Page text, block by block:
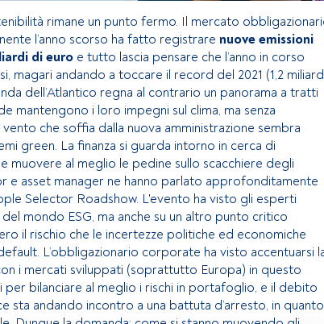
rimane un punto fermo. Il mercato
l’anno scorso ha fatto registrare nuove emissioni
di euro e tutto lascia pensare che l’anno in corso
magari andando a toccare il record del 2021 (1,2
dell’Atlantico regna al contrario un panorama a tratti
mantengono i loro impegni sul clima, ma senza
che soffia dalla nuova amministrazione sembra
green. La finanza si guarda intorno in cerca di
muovere al meglio le pedine sullo scacchiere degli
e asset manager ne hanno parlato approfonditamente
Selector Roadshow. L'evento ha visto gli esperti
mondo ESG, ma anche su un altro punto critico
il rischio che le incertezze politiche ed economiche
L’obbligazionario corporate ha visto accentuarsi
i mercati sviluppati (soprattutto Europa) in questo
bilanciare al meglio i rischi in portafoglio, e il debito
sta andando incontro a una battuta d’arresto, in quanto